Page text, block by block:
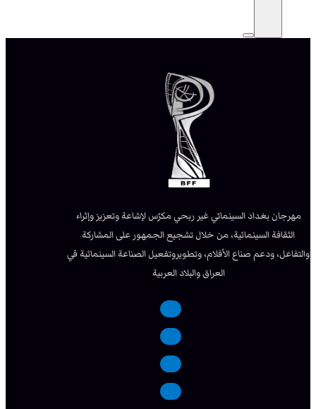
مهرجان بغداد السينمائي غير ربحي مكرّس لإشاعة وتعزيز وإثراء
الثقافة السينمائية، من خلال تشجيع الجمهور على المشاركة
والتفاعل، ودعم صناع الأفلام، وتطويروتفعيل الصناعة السينمائية في
العراق والبلاد العربية